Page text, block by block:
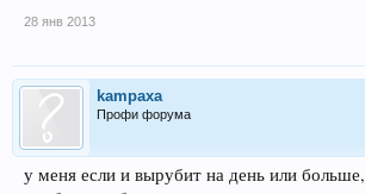
28 янв 2013
kampaxa
Профи форума
у меня если и вырубит на день или